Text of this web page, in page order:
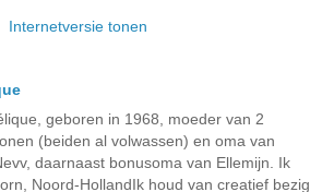
Internetversie tonen
geboren in 1968, moeder van 2
(beiden al volwassen) en oma van
daarnaast bonusoma van Ellemijn. Ik
Noord-HollandIk houd van creatief bezig